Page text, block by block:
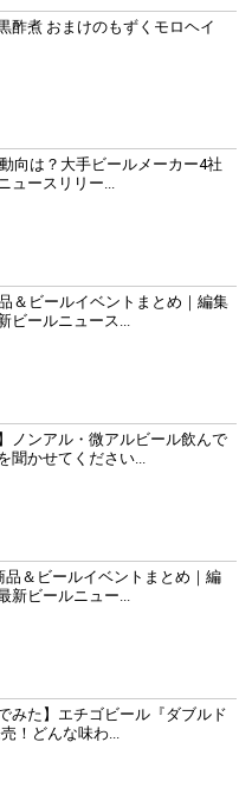
酢煮 おまけのもずくモロヘイ
向は？大手ビールメーカー4社
ュースリリー...
＆ビールイベントまとめ｜編集
ビールニュース...
ノンアル・微アルビール飲んで
聞かせてください...
品＆ビールイベントまとめ｜編
新ビールニュー...
みた】エチゴビール『ダブルド
！どんな味わ...